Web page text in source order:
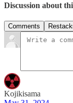
Discussion about
Comments
Kojikisama